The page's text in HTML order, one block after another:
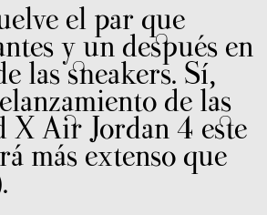
el par que
y un después en
las sneakers. Sí,
de las
X Air Jordan 4 este
más extenso que